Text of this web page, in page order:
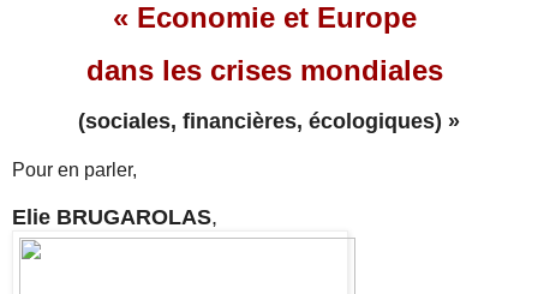
« Economie et Europe
dans les crises mondiales
(sociales, financières, écologiques) »
Pour en parler,
Elie BRUGAROLAS,